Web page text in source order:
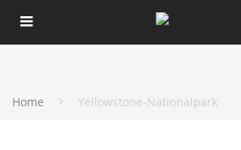
Home Yellowstone-Nationalpark